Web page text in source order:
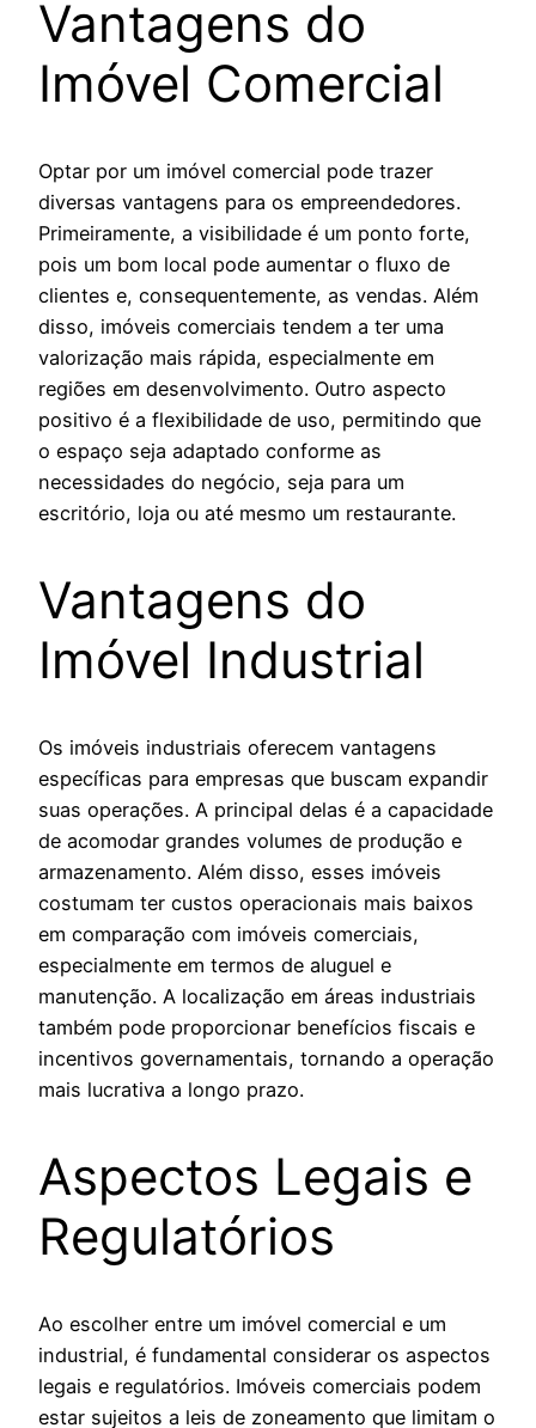
Vantagens do
Imóvel Comercial
Optar por um imóvel comercial pode trazer
diversas vantagens para os empreendedores.
Primeiramente, a visibilidade é um ponto forte,
pois um bom local pode aumentar o fluxo de
clientes e, consequentemente, as vendas. Além
disso, imóveis comerciais tendem a ter uma
valorização mais rápida, especialmente em
regiões em desenvolvimento. Outro aspecto
positivo é a flexibilidade de uso, permitindo que
o espaço seja adaptado conforme as
necessidades do negócio, seja para um
escritório, loja ou até mesmo um restaurante.
Vantagens do
Imóvel Industrial
Os imóveis industriais oferecem vantagens
específicas para empresas que buscam expandir
suas operações. A principal delas é a capacidade
de acomodar grandes volumes de produção e
armazenamento. Além disso, esses imóveis
costumam ter custos operacionais mais baixos
em comparação com imóveis comerciais,
especialmente em termos de aluguel e
manutenção. A localização em áreas industriais
também pode proporcionar benefícios fiscais e
incentivos governamentais, tornando a operação
mais lucrativa a longo prazo.
Aspectos Legais e
Regulatórios
Ao escolher entre um imóvel comercial e um
industrial, é fundamental considerar os aspectos
legais e regulatórios. Imóveis comerciais podem
estar sujeitos a leis de zoneamento que limitam o